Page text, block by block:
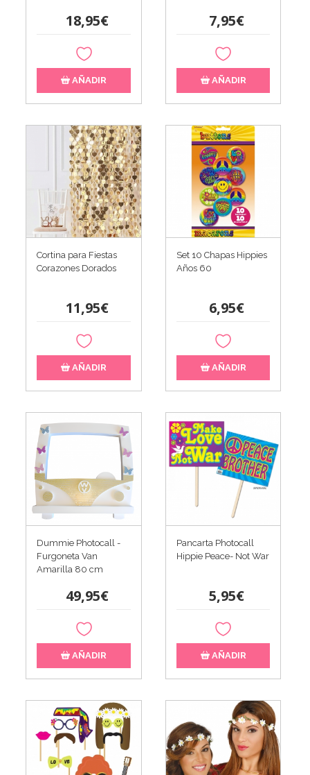
18,95€
AÑADIR
7,95€
AÑADIR
Cortina para Fiestas
Corazones Dorados
11,95€
AÑADIR
Set 10 Chapas Hippies
Años 60
6,95€
AÑADIR
Dummie Photocall -
Furgoneta Van
Amarilla 80 cm
49,95€
AÑADIR
Pancarta Photocall
Hippie Peace- Not War
5,95€
AÑADIR